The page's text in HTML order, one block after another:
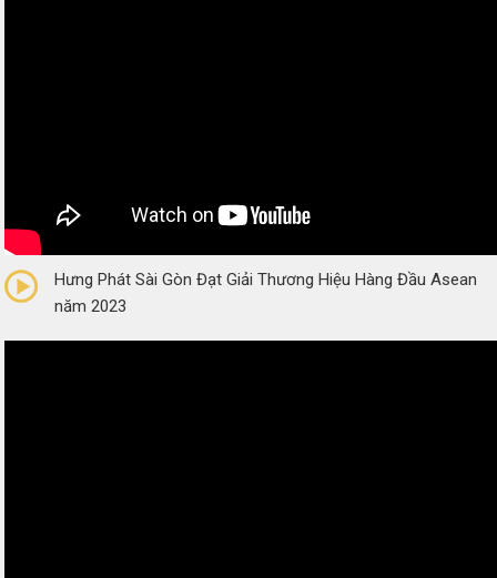
(0 Reviews)
Hưng Phát Sài Gòn Đạt Giải Thương Hiệu Hàng Đầu Asean
năm 2023